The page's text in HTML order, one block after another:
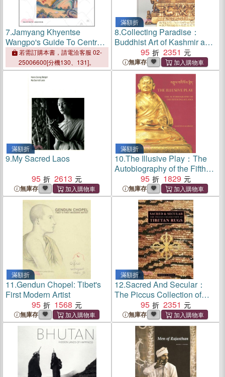
7.Jamyang Khyentse
Wangpo's Guide To Central
Tibet若需訂購本書，請電洽客服 02-
25006600[分機130、131]。
滿額折
8.Collecting Paradise：
Buddhist Art of Kashmir and
Its Legacies
95 2351
無庫存
滿額折
9.My Sacred Laos
95
2613
無庫存
滿額折
10.The Illusive Play：The
Autobiography of the Fifth
Dalai Lama
95 1829
無庫存
滿額折
11.Gendun Chopel: Tibet's
First Modern Artist
95
1568
無庫存
滿額折
12.Sacred And Secular：
The Piccus Collection of
Tibetan Rugs
95 2351
無庫存